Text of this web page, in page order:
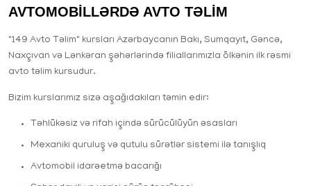
AVTOMOBİLLƏRDƏ AVTO TƏLİM
"149 Avto Təlim" kursları Azərbaycanın Bakı, Sumqayıt, Gəncə,
Naxçıvan və Lənkəran şəhərlərində filiallarımızla ölkənin ilk rəsmi
avto təlim kursudur.
Bizim kurslarımız sizə aşağıdakıları təmin edir:
Təhlükəsiz və rifah içində sürücülüyün əsasları
Mexaniki quruluş və qutulu sürətlər sistemi ilə tanışlıq
Avtomobil idarəetmə bacarığı